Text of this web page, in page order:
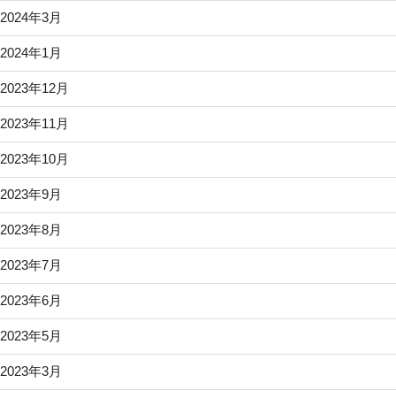
2024年3月
2024年1月
2023年12月
2023年11月
2023年10月
2023年9月
2023年8月
2023年7月
2023年6月
2023年5月
2023年3月